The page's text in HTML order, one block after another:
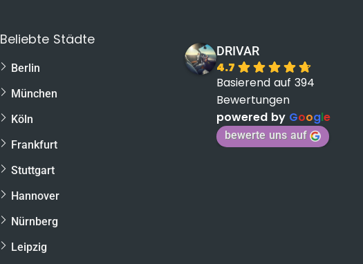
Beliebte Städte
Berlin
München
Köln
Frankfurt
Stuttgart
Hannover
Nürnberg
Leipzig
DRIVAR
4.7
Basierend auf 394
Bewertungen
powered by Google
bewerte uns auf